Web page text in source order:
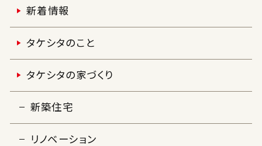
新着情報
タケシタのこと
タケシタの家づくり
新築住宅